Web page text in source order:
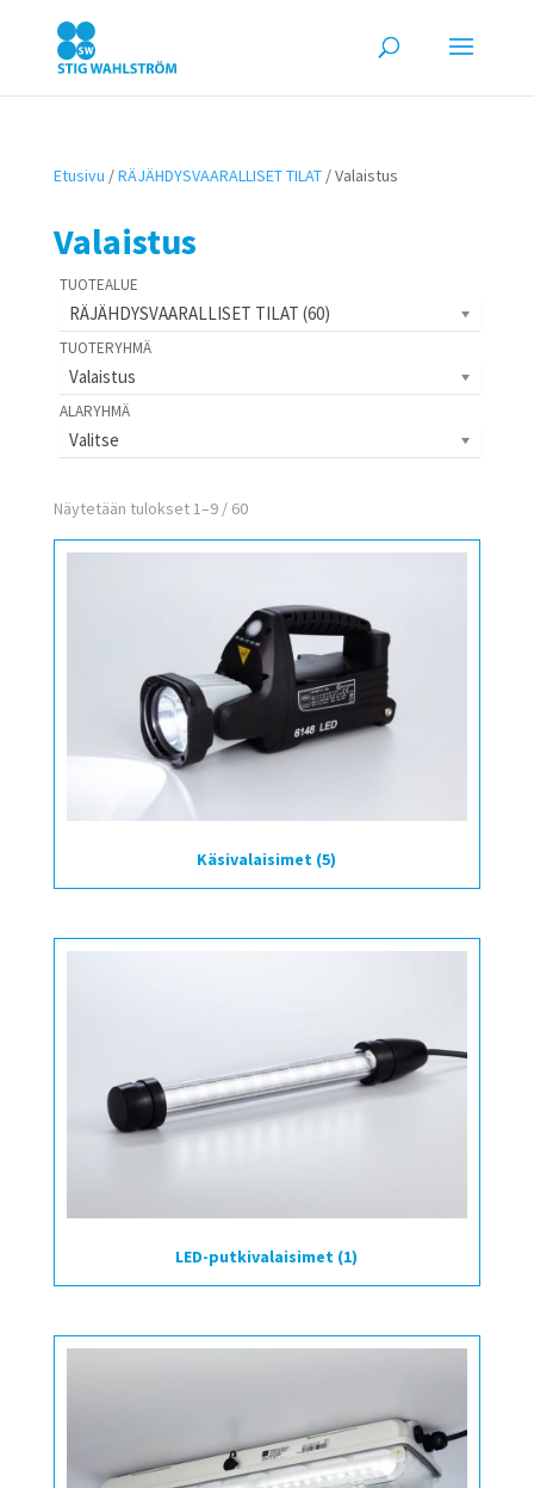
Etusivu /RÄJÄHDYSVAARALLISET TILAT/ Valaistus
Valaistus
RÄJÄHDYSVAARALLISET TILAT (60)
Valaistus
Valitse
Näytetään tulokset 1–9 / 60
Käsivalaisimet (5)
LED-putkivalaisimet (1)